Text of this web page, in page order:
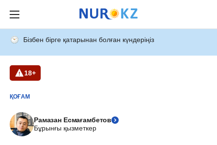
Бізбен бірге қатарынан болған күндеріңіз
18+
ҚОҒАМ
Рамазан Есмағамбетов
Бұрынғы қызметкер